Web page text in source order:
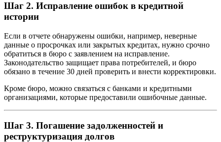
Шаг 2. Исправление ошибок в кредитной
истории
Если в отчете обнаружены ошибки, например, неверные
данные о просрочках или закрытых кредитах, нужно срочно
обратиться в бюро с заявлением на исправление.
Законодательство защищает права потребителей, и бюро
обязано в течение 30 дней проверить и внести корректировки.
Кроме бюро, можно связаться с банками и кредитными
организациями, которые предоставили ошибочные данные.
Шаг 3. Погашение задолженностей и
реструктуризация долгов